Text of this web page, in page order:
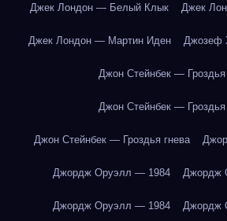
Джек Лондон — Белый Клык Джек
Джек Лондон — Мартин Иден Джозеф
Джон Стейнбек — Гроздья
Джон Стейнбек — Гроздья
Джон Стейнбек — Гроздья гнева
Джордж Оруэлл — 1984 Джордж
Джордж Оруэлл — 1984 Джордж